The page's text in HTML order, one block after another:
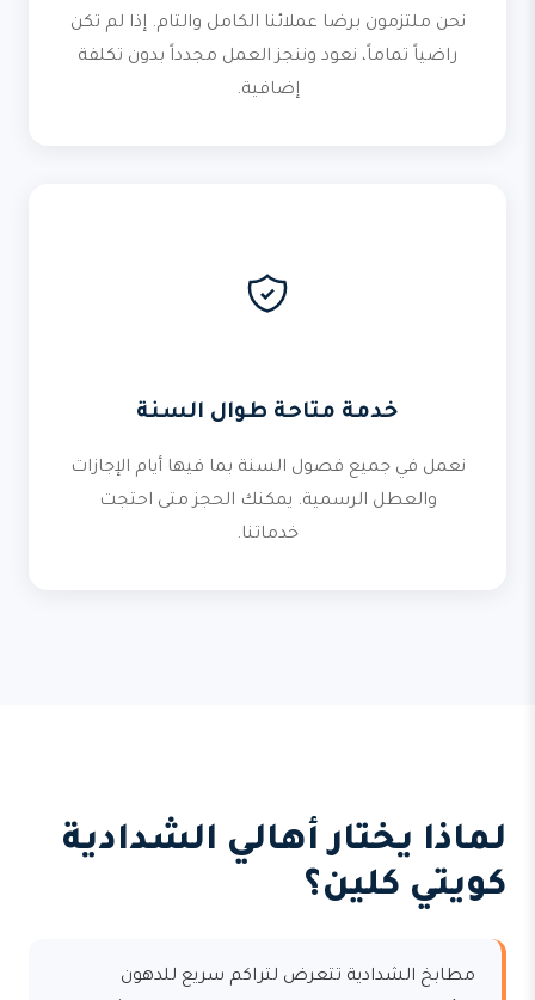
نحن ملتزمون برضا عملائنا الكامل والتام. إذا لم تكن
راضياً تماماً، نعود وننجز العمل مجدداً بدون تكلفة
إضافية.
خدمة متاحة طوال السنة
نعمل في جميع فصول السنة بما فيها أيام الإجازات
والعطل الرسمية. يمكنك الحجز متى احتجت
خدماتنا.
لماذا يختار أهالي الشدادية
كويتي كلين؟
مطابخ الشدادية تتعرض لتراكم سريع للدهون